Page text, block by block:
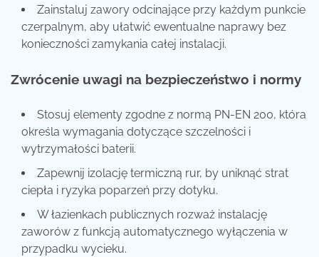
Zainstaluj zawory odcinające przy każdym punkcie
czerpalnym, aby ułatwić ewentualne naprawy bez
konieczności zamykania całej instalacji.
Zwrócenie uwagi na bezpieczeństwo i normy
Stosuj elementy zgodne z normą PN-EN 200, która
określa wymagania dotyczące szczelności i
wytrzymałości baterii.
Zapewnij izolację termiczną rur, by uniknąć strat
ciepła i ryzyka poparzeń przy dotyku.
W łazienkach publicznych rozważ instalację
zaworów z funkcją automatycznego wyłączenia w
przypadku wycieku.